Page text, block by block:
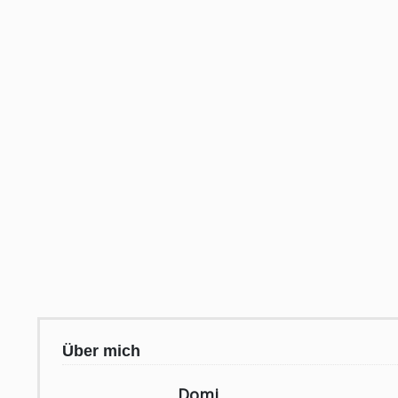
Über mich